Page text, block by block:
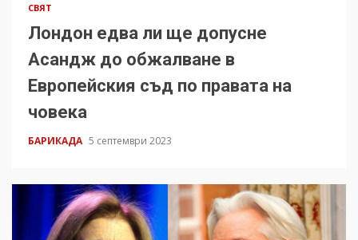
СВЯТ
Лондон едва ли ще допусне
Асандж до обжалване в
Европейския съд по правата на
човека
БАРИКАДА 5 септември 2023